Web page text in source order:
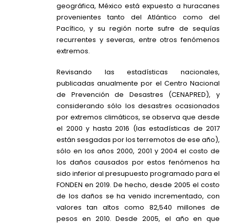
geográfica, México está expuesto a huracanes
provenientes tanto del Atlántico como del
Pacífico, y su región norte sufre de sequías
recurrentes y severas, entre otros fenómenos
extremos.
Revisando las estadísticas nacionales,
publicadas anualmente por el Centro Nacional
de Prevención de Desastres (CENAPRED), y
considerando sólo los desastres ocasionados
por extremos climáticos, se observa que desde
el 2000 y hasta 2016 (las estadísticas de 2017
están sesgadas por los terremotos de ese año),
sólo en los años 2000, 2001 y 2004 el costo de
los daños causados por estos fenómenos ha
sido inferior al presupuesto programado para el
FONDEN en 2019. De hecho, desde 2005 el costo
de los daños se ha venido incrementado, con
valores tan altos como 82,540 millones de
pesos en 2010. Desde 2005, el año en que